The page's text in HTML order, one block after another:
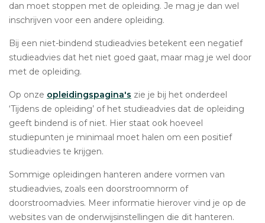
dan moet stoppen met de opleiding. Je mag je dan wel
inschrijven voor een andere opleiding.
Bij een niet-bindend studieadvies betekent een negatief
studieadvies dat het niet goed gaat, maar mag je wel door
met de opleiding.
Op onze opleidingspagina's zie je bij het onderdeel
‘Tijdens de opleiding’ of het studieadvies dat de opleiding
geeft bindend is of niet. Hier staat ook hoeveel
studiepunten je minimaal moet halen om een positief
studieadvies te krijgen.
Sommige opleidingen hanteren andere vormen van
studieadvies, zoals een doorstroomnorm of
doorstroomadvies. Meer informatie hierover vind je op de
websites van de onderwijsinstellingen die dit hanteren.